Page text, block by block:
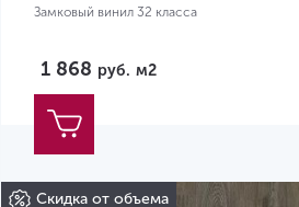
Замковый винил 32 класса
1 868 руб. м2
Скидка от объема